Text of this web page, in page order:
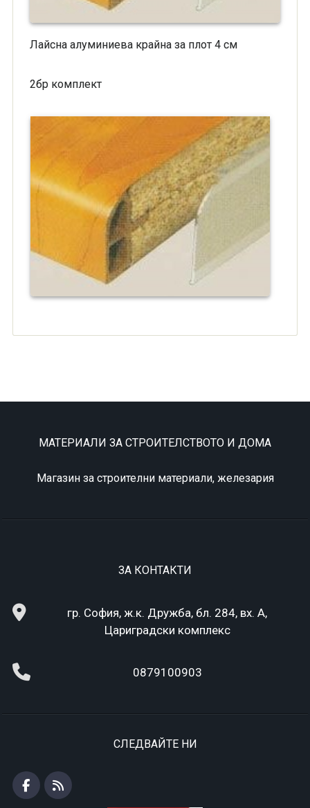
Лайсна алуминиева крайна за плот 4 см
2бр комплект
МАТЕРИАЛИ ЗА СТРОИТЕЛСТВОТО И ДОМА
Магазин за строителни материали, железария
ЗА КОНТАКТИ
гр. София, ж.к. Дружба, бл. 284, вх. А,
Цариградски комплекс
0879100903
СЛЕДВАЙТЕ НИ